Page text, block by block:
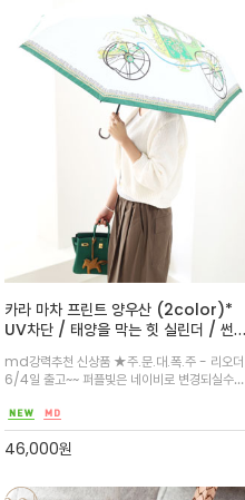
카라 마차 프린트 양우산 (2color)*
UV차단 / 태양을 막는 힛 실린더 / 썬
과 레인 모두 가능한 양우산 / 멋스러운
아트프린트와 자외선 차단율 99.9%의
3단 접이식 양 우산
md강력추천 신상품 ★주.문.대.폭.주 - 리오더
6/4일 출고~~ 퍼플빛은 네이비로 변경되실수
원단 안쪽에 암막 코팅/ 컬러 마차 프린트가 너무
이쁜~사이즈도 부담없어 백안에 쏙~
46,000원